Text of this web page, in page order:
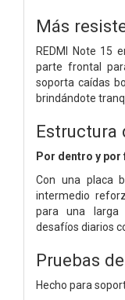
Más
REDMI Note 15
parte frontal
soporta caídas
brindándote
Estructura
Por dentro y por
Con una placa
intermedio
para una larga
desafíos diarios
Pruebas
Hecho para